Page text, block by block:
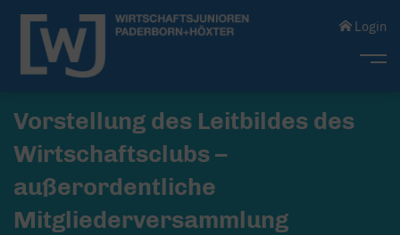
Login
Vorstellung des Leitbildes des
Wirtschaftsclubs –
außerordentliche
Mitgliederversammlung